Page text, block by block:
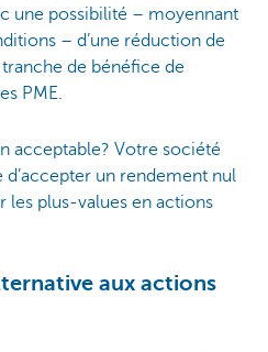
une possibilité – moyennant
– d’une réduction de
de bénéfice de
PME.
acceptable? Votre société
d’accepter un rendement nul
les plus-values en actions
aux actions